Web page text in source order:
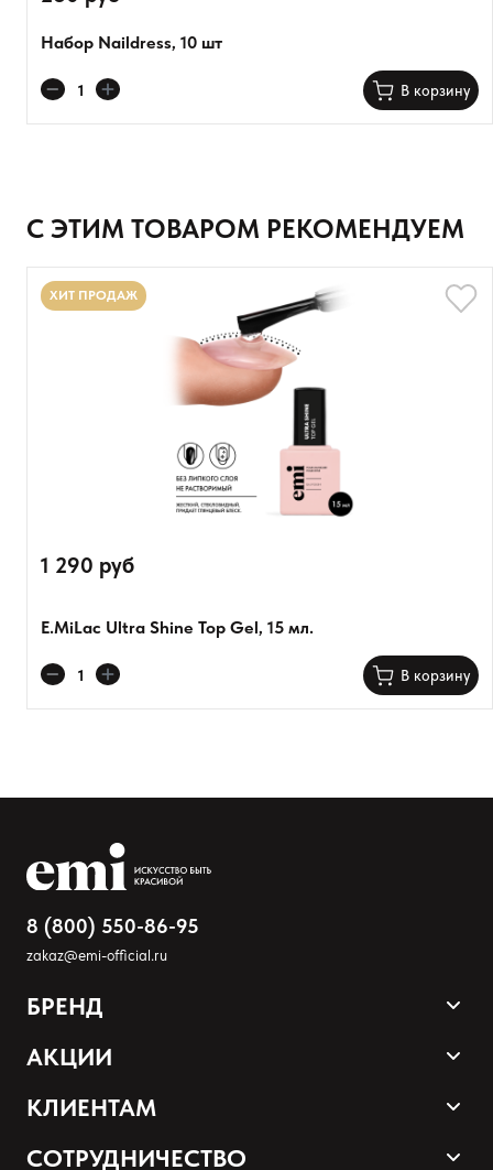
Добавить отзыв
Набор Naildress, 10 шт
В корзину
С ЭТИМ ТОВАРОМ РЕКОМЕНДУЕМ
ХИТ ПРОДАЖ
1 290 руб
E.MiLac Ultra Shine Top Gel, 15 мл.
В корзину
8 (800) 550-86-95
zakaz@emi-official.ru
БРЕНД
Продукция
АКЦИИ
Sale
КЛИЕНТАМ
Оплата и доставка
СОТРУДНИЧЕСТВО